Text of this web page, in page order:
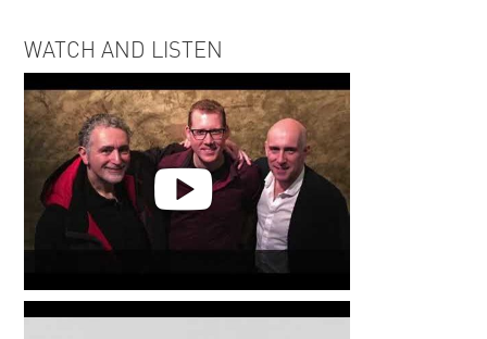
WATCH AND LISTEN
Latin American Chronicles -